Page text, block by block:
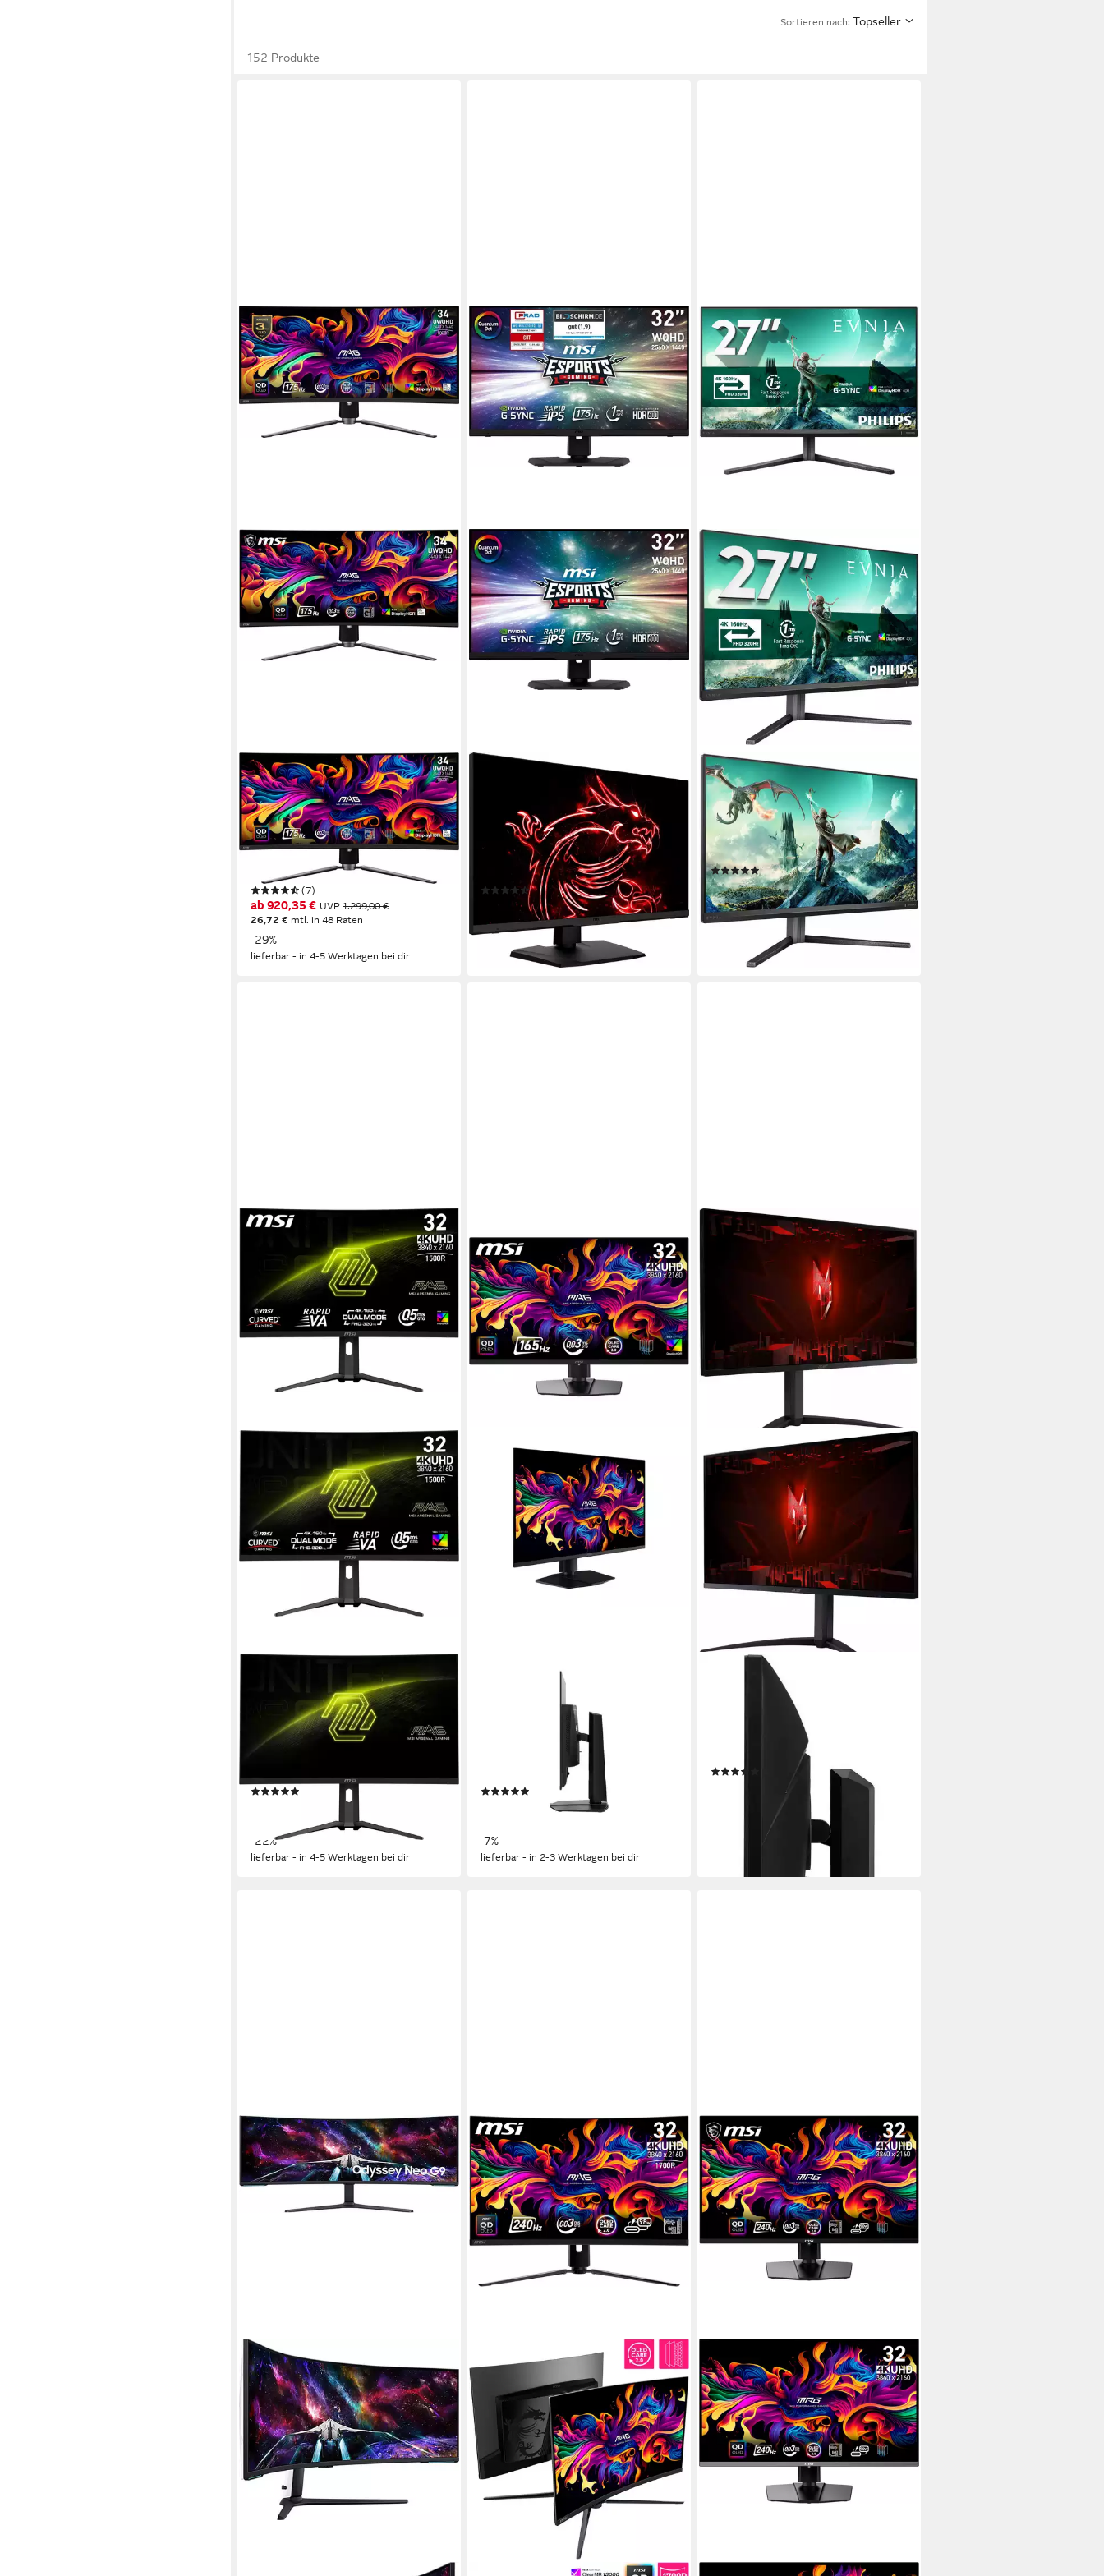
Sortieren nach: Topseller
152 Produkte
MSI
MAG 341CQP QD-OLED Curved-
OLED-Monitor
87 cm/ 34 Zoll Diagonale
3440 x 1440 px, UWQHD Auflösung
Reaktionszeit
Produktdatenblatt
(7)
ab 920,35 € UVP1.299,00 €
26,72 € mtl. in 48 Raten
-29%
lieferbar - in 4-5 Werktagen bei dir
Optix MPG321QRFDE-QD Gaming-
81,28 cm/ 32 Zoll Diagonale
2560 x 1440 px, WQHD
Auflösung
Reaktionszeit
Produktdatenblatt
(22)
879,90 € UVP899,00 €
25,55 €mtl. in 48 Raten
lieferbar - in 2-3 Werktagen bei dir
PHILIPS
27M2N3800A LED-Monitor
69 cm/ 27 Zoll Diagonale
3840 x 2160 px, 4K Ultra HD
Auflösung
1 ms Reaktionszeit
Produktdatenblatt
(2)
ab 251,65 € UVP379,00 €
12,50 €mtl. in 24 Raten
-34%
lieferbar - in 3-4 Werktagen bei dir
MAG 321CUPDF Curved-Gaming-
80 cm/ 32 Zoll
Diagonale
3840 x 2160 px, 4K Ultra HD
Produktdatenblatt
UVP
mtl. in 36 Raten
-22%
lieferbar - in 4-5 Werktagen bei dir
Diagonale
3840 x 2160 px, 4K Ultra HD
Reaktionszeit
UVP799,00 €
-7%
lieferbar - in 2-3 Werktagen bei dir
XV275K P5 Gaming-Monitor
Diagonale
3840 x 2160 px, 4K Ultra HD
599,00 €
mtl. in 36 Raten
lieferbar - in 2-3 Werktagen bei dir